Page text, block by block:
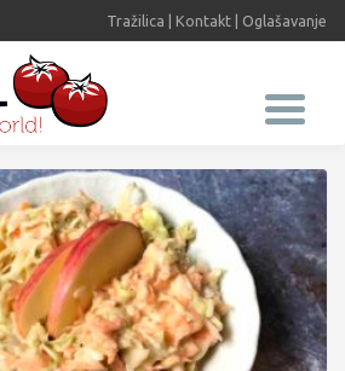
Tražilica Kontakt Oglašavanje